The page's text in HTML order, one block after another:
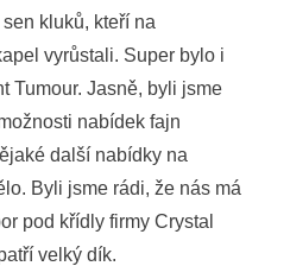
kluků, kteří na
vyrůstali. Super bylo i
Tumour. Jasně, byli jsme
nabídek fajn
další nabídky na
Byli jsme rádi, že nás má
pod křídly firmy Crystal
velký dík.